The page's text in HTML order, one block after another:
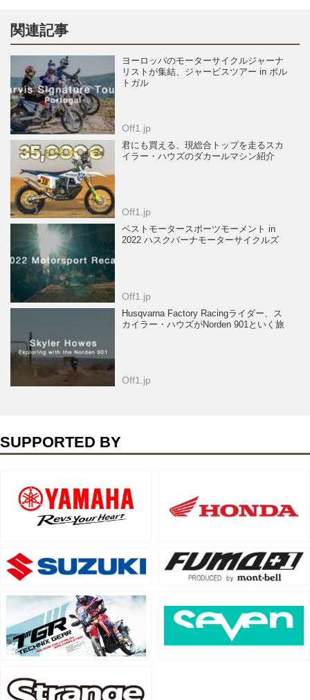
関連記事
ヨーロッパのモーターサイクルジャーナ
リストが集結、ジャービスツアー in ポル
トガル
Off1.jp
君にも買える、現総合トップを走るスカ
イラー・ハウズのダカールマシン紹介
Off1.jp
ベストモータースポーツモーメント in
2022 ハスクバーナモーターサイクルズ
Off1.jp
Husqvarna Factory Racingライダー、ス
カイラー・ハウズがNorden 901といく旅
Off1.jp
SUPPORTED BY